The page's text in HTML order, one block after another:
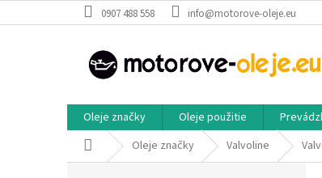
na
0907 488 558 info@motorove-oleje.eu
Oleje značky Oleje použitie
Domov Oleje značky Valvoline